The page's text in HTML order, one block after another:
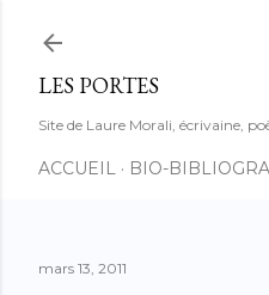
LES PORTES
Site de Laure Morali, écrivaine,
ACCUEIL BIO-
mars 13, 2011